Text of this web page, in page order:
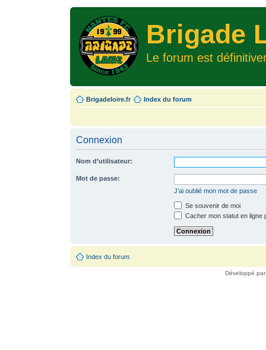
Brigade
Le forum est
Brigadeloire.fr Index du forum
Connexion
Nom d’utilisateur:
Mot de passe:
J’ai oublié mon mot de passe
Se souvenir de moi
Cacher mon statut en ligne
Index du forum
Développé